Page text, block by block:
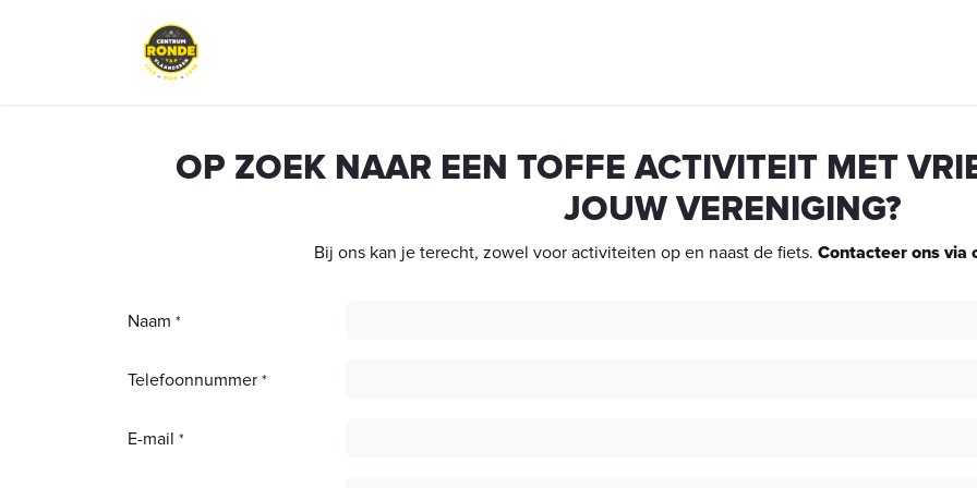
OP ZOEK NAAR EEN TOFFE ACTIVITEIT MET
JOUW VERENIGING?
Bij ons kan je terecht, zowel voor activiteiten op en naast de fiets. Contacteer ons via
Naam *
Telefoonnummer *
E-mail *